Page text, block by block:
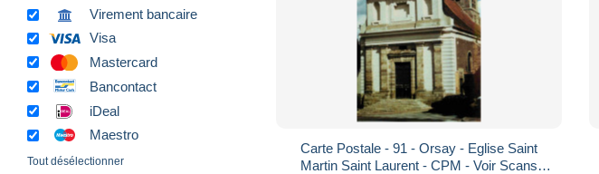
Virement bancaire
Visa
Mastercard
Bancontact
iDeal
Maestro
Tout désélectionner
Carte Postale - 91 - Orsay - Eglise Saint
Martin Saint Laurent - CPM - Voir Scans